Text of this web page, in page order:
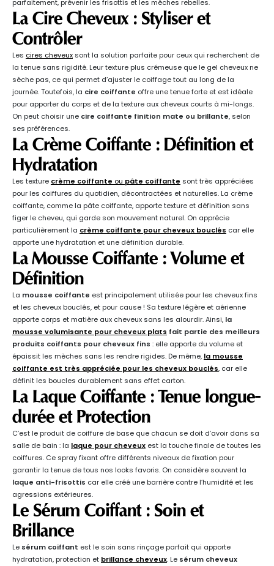
parfaitement, prévenir les frisottis et les mèches rebelles.
La Cire Cheveux : Styliser et
Contrôler
Les cires cheveux sont la solution parfaite pour ceux qui recherchent de
la tenue sans rigidité. Leur texture plus crémeuse que le gel cheveux ne
sèche pas, ce qui permet d’ajuster le coiffage tout au long de la
journée. Toutefois, la cire coiffante offre une tenue forte et est idéale
pour apporter du corps et de la texture aux cheveux courts à mi-longs.
On peut choisir une cire coiffante finition mate ou brillante, selon
ses préférences.
La Crème Coiffante : Définition et
Hydratation
Les texture crème coiffante ou pâte coiffante sont très appréciées
pour les coiffures du quotidien, décontractées et naturelles. La crème
coiffante, comme la pâte coiffante, apporte texture et définition sans
figer le cheveu, qui garde son mouvement naturel. On apprécie
particulièrement la crème coiffante pour cheveux bouclés car elle
apporte une hydratation et une définition durable.
La Mousse Coiffante : Volume et
Définition
La mousse coiffante est principalement utilisée pour les cheveux fins
et les cheveux bouclés, et pour cause ! Sa texture légère et aérienne
apporte corps et matière aux cheveux sans les alourdir. Ainsi, la
mousse volumisante pour cheveux plats fait partie des meilleurs
produits coiffants pour cheveux fins : elle apporte du volume et
épaissit les mèches sans les rendre rigides. De même, la mousse
coiffante est très appréciée pour les cheveux bouclés, car elle
définit les boucles durablement sans effet carton.
La Laque Coiffante : Tenue longue-
durée et Protection
C’est le produit de coiffure de base que chacun se doit d’avoir dans sa
salle de bain : la laque pour cheveux est la touche finale de toutes les
coiffures. Ce spray fixant offre différents niveaux de fixation pour
garantir la tenue de tous nos looks favoris. On considère souvent la
laque anti-frisottis car elle créé une barrière contre l’humidité et les
agressions extérieures.
Le Sérum Coiffant : Soin et
Brillance
Le sérum coiffant est le soin sans rinçage parfait qui apporte
hydratation, protection et brillance cheveux. Le sérum cheveux